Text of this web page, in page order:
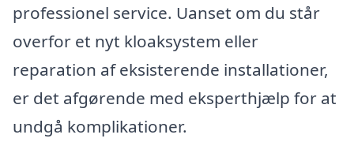
professionel service. Uanset om du står
overfor et nyt kloaksystem eller
reparation af eksisterende installationer,
er det afgørende med eksperthjælp for at
undgå komplikationer.